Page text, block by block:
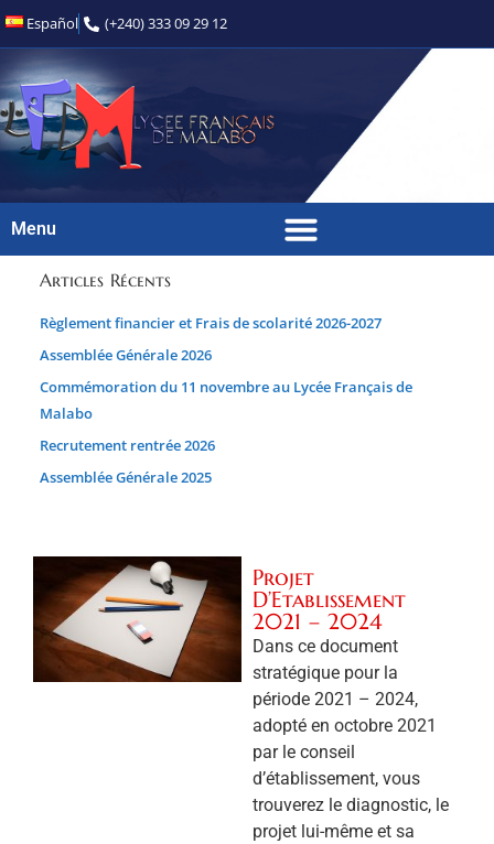
Español (+240) 333 09 29 12
Menu
Projet
D’Etablissement
2021 – 2024
Dans ce document
stratégique pour la
période 2021 – 2024,
adopté en octobre 2021
par le conseil
d’établissement, vous
trouverez le diagnostic, le
projet lui-même et sa
Articles Récents
Règlement financier et Frais de scolarité 2026-2027
Assemblée Générale 2026
Commémoration du 11 novembre au Lycée Français de
Malabo
Recrutement rentrée 2026
Assemblée Générale 2025